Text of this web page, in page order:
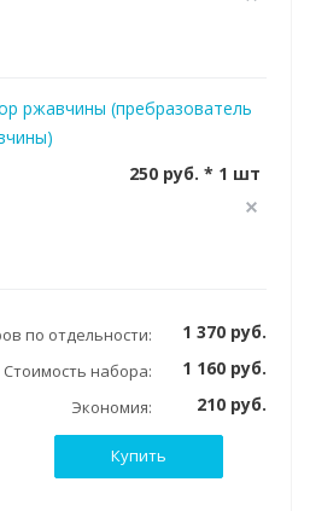
ржавчины (пребразователь
250 руб. * 1 шт
по отдельности: 1 370 руб.
Стоимость набора: 1 160 руб.
Экономия: 210 руб.
Купить